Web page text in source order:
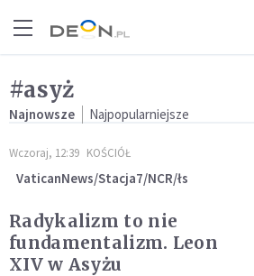
#asyż
Najnowsze Najpopularniejsze
Wczoraj, 12:39 KOŚCIÓŁ
VaticanNews/Stacja7/NCR/łs
Radykalizm to nie
fundamentalizm. Leon
XIV w Asyżu